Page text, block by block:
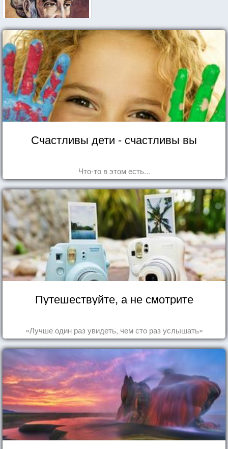
Счастливы дети - счастливы вы
Что-то в этом есть...
Путешествуйте, а не смотрите
«Лучше один раз увидеть, чем сто раз услышать»